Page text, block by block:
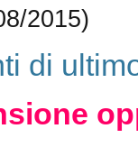
2015)
di